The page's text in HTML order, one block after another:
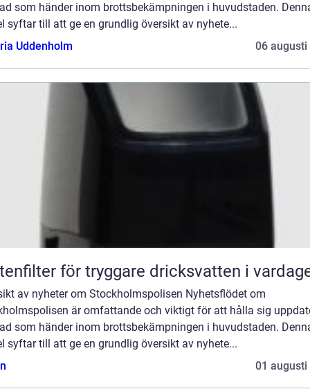
som händer inom brottsbekämpningen i huvudstaden.
syftar till att ge en grundlig översikt av nyhete...
Uddenholm
06 augusti
för tryggare dricksvatten i
av nyheter om Stockholmspolisen Nyhetsflödet om
är omfattande och viktigt för att hålla sig
som händer inom brottsbekämpningen i huvudstaden.
syftar till att ge en grundlig översikt av nyhete...
01 augusti